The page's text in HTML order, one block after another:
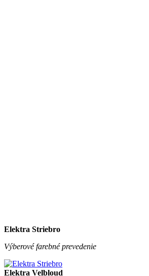
Elektra Striebro
Výberové farebné prevedenie
Elektra Velbloud